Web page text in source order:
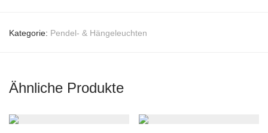
Kategorie: Pendel- & Hängeleuchten
Ähnliche Produkte